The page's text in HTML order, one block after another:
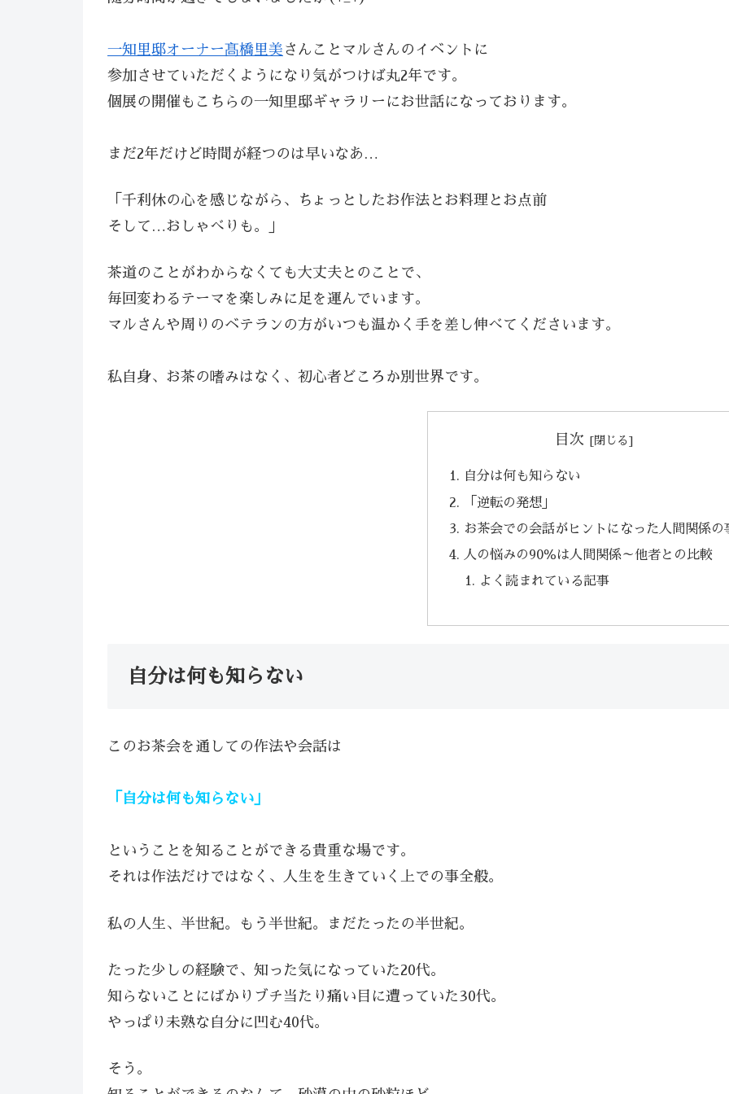
一知里邸オーナー髙橋里美 さんことマルさんのイベントに
参加させていただくようになり気がつけば丸2年です。
個展の開催もこちらの一知里邸ギャラリーにお世話になっております。
まだ2年だけど時間が経つのは早いなあ…
「千利休の心を感じながら、ちょっとしたお作法とお料理とお点前
そして…おしゃべりも。」
茶道のことがわからなくても大丈夫とのことで、
毎回変わるテーマを楽しみに足を運んでいます。
マルさんや周りのベテランの方がいつも温かく手を差し伸べてくださいます。
私自身、お茶の嗜みはなく、初心者どころか別世界です。
目次
自分は何も知らない
⁡「逆転の発想」
お茶会での会話がヒントになった人間関係の
人の悩みの90％は人間関係～他者との比較
よく読まれている記事
自分は何も知らない
このお茶会を通しての作法や会話は
「自分は何も知らない」
ということを知ることができる貴重な場です。
それは作法だけではなく、人生を生きていく上での事全般。
私の人生、半世紀。もう半世紀。まだたったの半世紀。
たった少しの経験で、知った気になっていた20代。
知らないことにばかりブチ当たり痛い目に遭っていた30代。
やっぱり未熟な自分に凹む40代。
そう。